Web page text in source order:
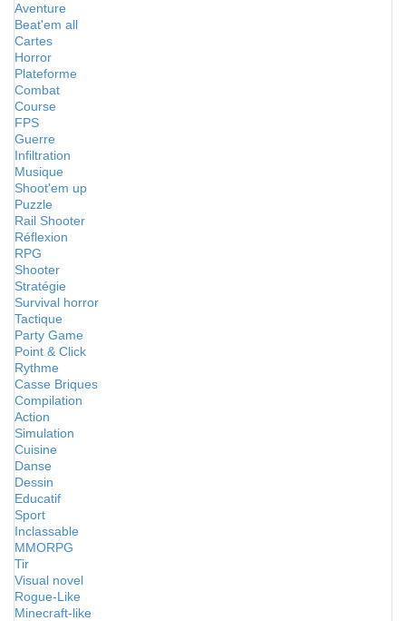
Aventure
Beat'em all
Cartes
Horror
Plateforme
Combat
Course
FPS
Guerre
Infiltration
Musique
Shoot'em up
Puzzle
Rail Shooter
Réflexion
RPG
Shooter
Stratégie
Survival horror
Tactique
Party Game
Point & Click
Rythme
Casse Briques
Compilation
Action
Simulation
Cuisine
Danse
Dessin
Educatif
Sport
Inclassable
MMORPG
Tir
Visual novel
Rogue-Like
Minecraft-like